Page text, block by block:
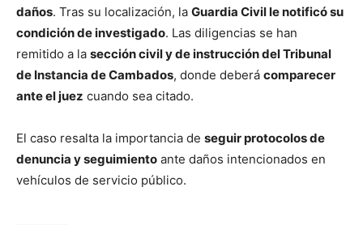
daños. Tras su localización, la Guardia Civil le notificó su
condición de investigado. Las diligencias se han
remitido a la sección civil y de instrucción del Tribunal
de Instancia de Cambados, donde deberá comparecer
ante el juez cuando sea citado.
El caso resalta la importancia de seguir protocolos de
denuncia y seguimiento ante daños intencionados en
vehículos de servicio público.